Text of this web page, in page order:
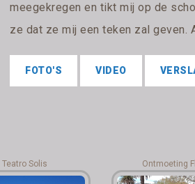
meegekregen en tikt mij op de
ze dat ze mij een teken zal geven.
FOTO'S VIDEO
Teatro Solis Ontmoeting